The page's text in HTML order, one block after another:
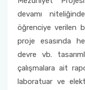
devamı
öğrenciye verilen
proje esasında
devre vb.
çalışmalara ait
laboratuar ve